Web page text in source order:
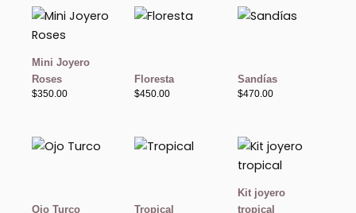
Mini Joyero
Roses
$350.00
Floresta
$450.00
Sandías
$470.00
Ojo Turco Tropical
Kit joyero
tropical